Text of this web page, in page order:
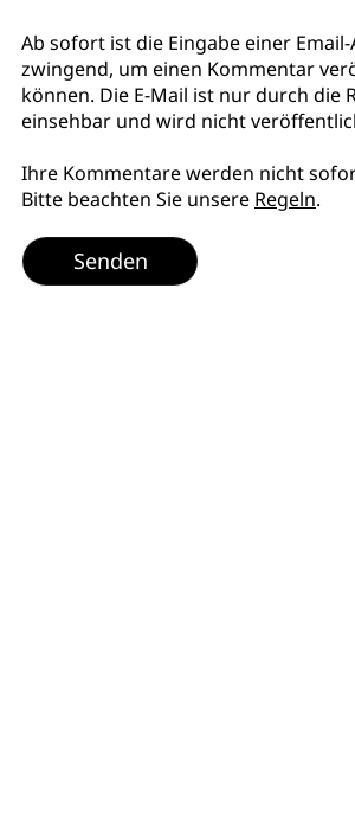
Ab sofort ist die Eingabe einer
zwingend, um einen Kommentar
können. Die E-Mail ist nur durch die
einsehbar und wird nicht
Ihre Kommentare werden nicht
Bitte beachten Sie unsere Regeln.
Senden